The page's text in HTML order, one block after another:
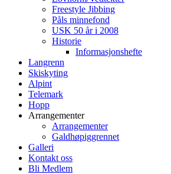
Freestyle Jibbing
Påls minnefond
USK 50 år i 2008
Historie
Informasjonshefte
Langrenn
Skiskyting
Alpint
Telemark
Hopp
Arrangementer
Arrangementer
Galdhøpiggrennet
Galleri
Kontakt oss
Bli Medlem